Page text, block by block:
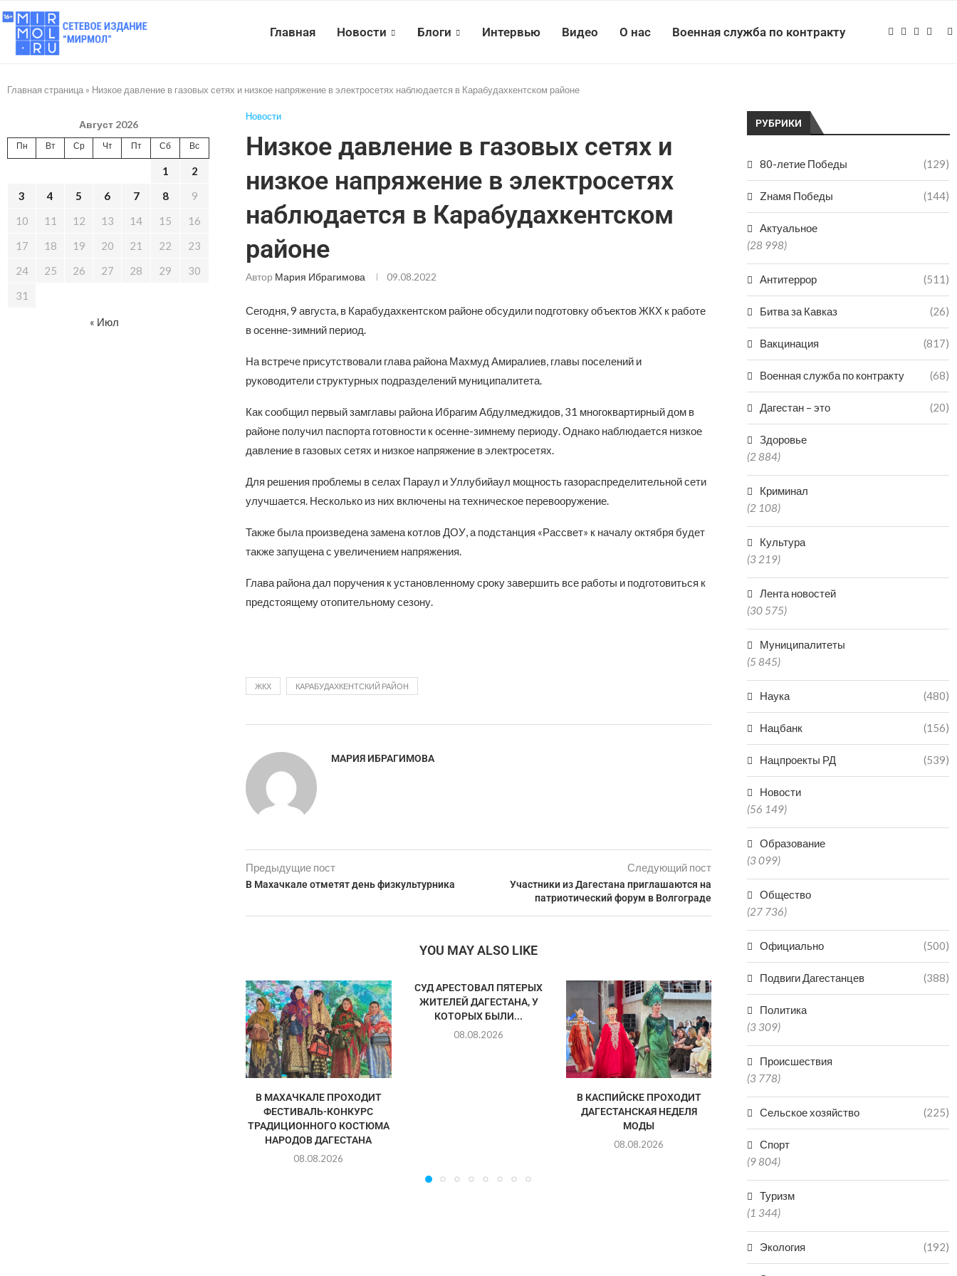
Главная Новости Блоги Интервью Видео О нас Военная служба по контракту
Главная страница » Низкое давление в газовых сетях и низкое напряжение в электросетях наблюдается в Карабудахкентском районе
Новости
Низкое давление в газовых сетях и
низкое напряжение в электросетях
наблюдается в Карабудахкентском
районе
Автор Мария Ибрагимова 09.08.2022
Сегодня, 9 августа, в Карабудахкентском районе обсудили подготовку объектов ЖКХ к работе
в осенне-зимний период.
На встрече присутствовали глава района Махмуд Амиралиев, главы поселений и
руководители структурных подразделений муниципалитета.
Как сообщил первый замглавы района Ибрагим Абдулмеджидов, 31 многоквартирный дом в
районе получил паспорта готовности к осенне-зимнему периоду. Однако наблюдается низкое
давление в газовых сетях и низкое напряжение в электросетях.
Для решения проблемы в селах Параул и Уллубийаул мощность газораспределительной сети
улучшается. Несколько из них включены на техническое перевооружение.
Также была произведена замена котлов ДОУ, а подстанция «Рассвет» к началу октября будет
также запущена с увеличением напряжения.
Глава района дал поручения к установленному сроку завершить все работы и подготовиться к
предстоящему отопительному сезону.
ЖКХ КАРАБУДАХКЕНТСКИЙ РАЙОН
МАРИЯ ИБРАГИМОВА
Предыдущие пост
В Махачкале отметят день физкультурника
Следующий пост
Участники из Дагестана приглашаются на
патриотический форум в Волгограде
YOU MAY ALSO LIKE
В МАХАЧКАЛЕ ПРОХОДИТ
ФЕСТИВАЛЬ-КОНКУРС
ТРАДИЦИОННОГО КОСТЮМА
НАРОДОВ ДАГЕСТАНА
08.08.2026
СУД АРЕСТОВАЛ ПЯТЕРЫХ
ЖИТЕЛЕЙ ДАГЕСТАНА, У
КОТОРЫХ БЫЛИ...
08.08.2026
В КАСПИЙСКЕ ПРОХОДИТ
ДАГЕСТАНСКАЯ НЕДЕЛЯ
МОДЫ
08.08.2026
ОДИН ЧЕЛОВЕК ПОГИБ И ЕЩЕ
ОДИН ПОСТРАДАЛ В...
08.08.2026
В
РУБРИКИ
80-летие Победы (129)
Zнамя Победы (144)
Актуальное
(28 998)
Антитеррор (511)
Битва за Кавказ (26)
Вакцинация (817)
Военная служба по контракту (68)
Дагестан – это (20)
Здоровье
(2 884)
Криминал
(2 108)
Культура
(3 219)
Лента новостей
(30 575)
Муниципалитеты
(5 845)
Наука (480)
Нацбанк (156)
Нацпроекты РД (539)
Новости
(56 149)
Образование
(3 099)
Общество
(27 736)
Официально (500)
Подвиги Дагестанцев (388)
Политика
(3 309)
Происшествия
(3 778)
Сельское хозяйство (225)
Спорт
(9 804)
Туризм
(1 344)
Экология (192)
Август 2026
Пн Вт Ср Чт Пт Сб Вс
1
2
3
4 5 6 7 8
9
10
11 12 13 14 15
16
17
18 19 20 21 22
23
24
25 26 27 28 29
30
31
« Июл